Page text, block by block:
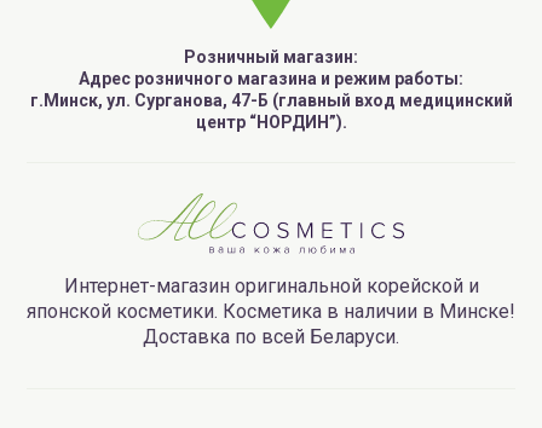
Розничный магазин:
Адрес розничного магазина и режим работы:
г.Минск, ул. Сурганова, 47-Б (главный вход медицинский
центр “НОРДИН”).
Интернет-магазин оригинальной корейской и
японской косметики. Косметика в наличии в Минске!
Доставка по всей Беларуси.